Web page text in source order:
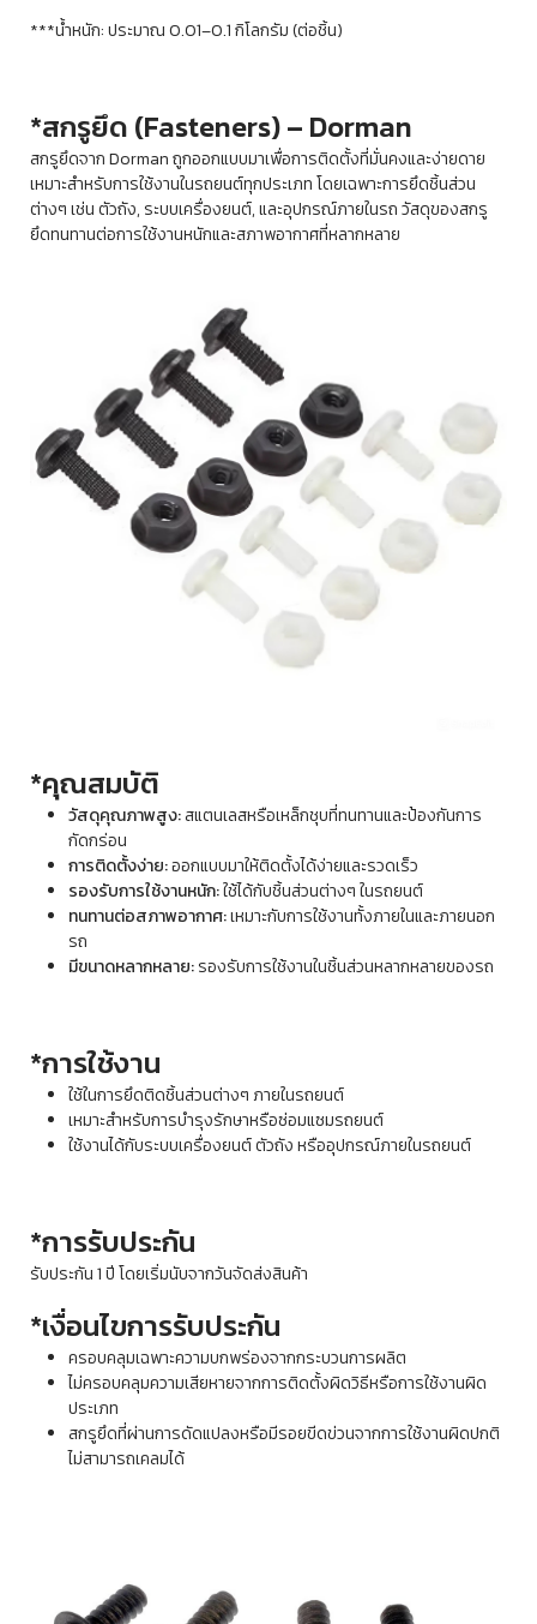
***น้ำหนัก: ประมาณ 0.01–0.1 กิโลกรัม (ต่อชิ้น)
*สกรูยึด (Fasteners) – Dorman
สกรูยึดจาก Dorman ถูกออกแบบมาเพื่อการติดตั้งที่มั่นคงและง่ายดาย
เหมาะสำหรับการใช้งานในรถยนต์ทุกประเภท โดยเฉพาะการยึดชิ้นส่วน
ต่างๆ เช่น ตัวถัง, ระบบเครื่องยนต์, และอุปกรณ์ภายในรถ วัสดุของสกรู
ยึดทนทานต่อการใช้งานหนักและสภาพอากาศที่หลากหลาย
*คุณสมบัติ
วัสดุคุณภาพสูง:สแตนเลสหรือเหล็กชุบที่ทนทานและป้องกันการ
กัดกร่อน
การติดตั้งง่าย:ออกแบบมาให้ติดตั้งได้ง่ายและรวดเร็ว
รองรับการใช้งานหนัก:ใช้ได้กับชิ้นส่วนต่างๆ ในรถยนต์
ทนทานต่อสภาพอากาศ:เหมาะกับการใช้งานทั้งภายในและภายนอก
รถ
มีขนาดหลากหลาย:รองรับการใช้งานในชิ้นส่วนหลากหลายของรถ
*การใช้งาน
ใช้ในการยึดติดชิ้นส่วนต่างๆ ภายในรถยนต์
เหมาะสำหรับการบำรุงรักษาหรือซ่อมแซมรถยนต์
ใช้งานได้กับระบบเครื่องยนต์ ตัวถัง หรืออุปกรณ์ภายในรถยนต์
*การรับประกัน
รับประกัน 1 ปี โดยเริ่มนับจากวันจัดส่งสินค้า
*เงื่อนไขการรับประกัน
ครอบคลุมเฉพาะความบกพร่องจากกระบวนการผลิต
ไม่ครอบคลุมความเสียหายจากการติดตั้งผิดวิธีหรือการใช้งานผิด
ประเภท
สกรูยึดที่ผ่านการดัดแปลงหรือมีรอยขีดข่วนจากการใช้งานผิดปกติ
ไม่สามารถเคลมได้